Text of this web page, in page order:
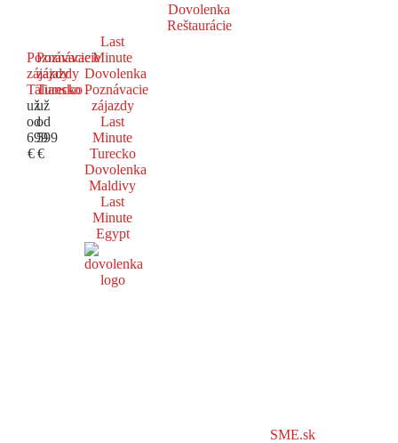
Dovolenka
Reštaurácie
Poznávacie
zájazdy
Taliansko
už
od
699
€
Poznávacie
zájazdy
Turecko
už
od
599
€
Last
Minute
Dovolenka
Poznávacie
zájazdy
Last
Minute
Turecko
Dovolenka
Maldivy
Last
Minute
Egypt
SME.sk